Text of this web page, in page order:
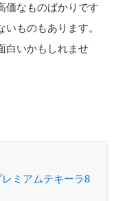
価なものばかりです
ものもあります。
白いかもしれませ
ミアムテキーラ8